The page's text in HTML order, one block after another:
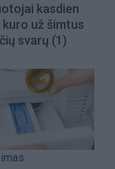
kasdien
kuro už šimtus
svarų (1)